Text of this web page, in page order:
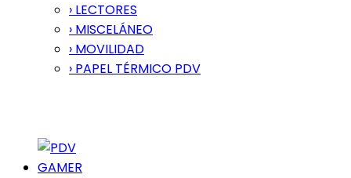
› LECTORES
› MISCELÁNEO
› MOVILIDAD
› PAPEL TÉRMICO PDV
GAMER